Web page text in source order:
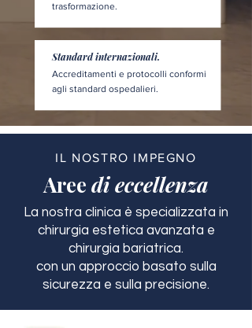
trasformazione.
Standard internazionali.
Accreditamenti e protocolli conformi
agli standard ospedalieri.
IL NOSTRO IMPEGNO
Aree di eccellenza
La nostra clinica è specializzata in
chirurgia estetica avanzata e
chirurgia bariatrica.
con un approccio basato sulla
sicurezza e sulla precisione.